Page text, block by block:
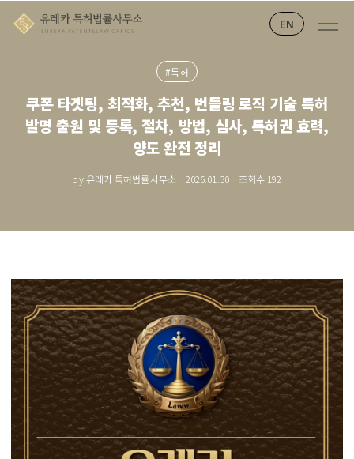
EN
#특허
쿠폰 타겟팅, 최적화, 추천, 번들링 로직 기술 특허
발명 출원 및 등록, 절차, 방법, 심사, 특허권 효력,
양도 완전 정리
by 유레카 특허법률사무소 2026.01.30 조회수 192